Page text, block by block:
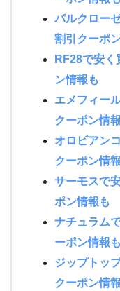
パルクロー
割引クーポ
RF28で安
ン情報も
エメフィー
クーポン情
オロビアン
クーポン情
サーモスで
ポン情報も
ナチュラム
ーポン情報も
ジップトッ
クーポン情